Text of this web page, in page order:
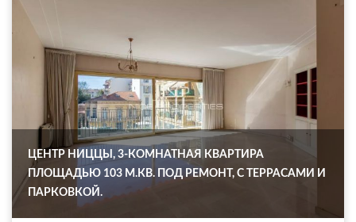
ЦЕНТР НИЦЦЫ, 3-КОМНАТНАЯ КВАРТИРА
ПЛОЩАДЬЮ 103 М.КВ. ПОД РЕМОНТ, С ТЕРРАСАМИ И
ПАРКОВКОЙ.